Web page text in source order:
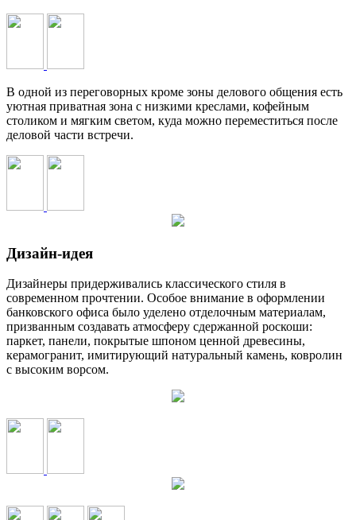
В одной из переговорных кроме зоны делового общения есть
уютная приватная зона с низкими креслами, кофейным
столиком и мягким светом, куда можно переместиться после
деловой части встречи.
Дизайн-идея
Дизайнеры придерживались классического стиля в
современном прочтении. Особое внимание в оформлении
банковского офиса было уделено отделочным материалам,
призванным создавать атмосферу сдержанной роскоши:
паркет, панели, покрытые шпоном ценной древесины,
керамогранит, имитирующий натуральный камень, ковролин
с высоким ворсом.